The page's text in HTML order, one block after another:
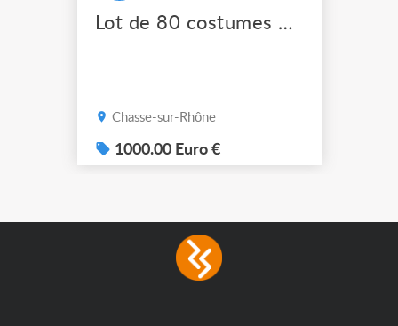
Lot de 80 costumes de scène pro
Chasse-sur-Rhône
1000.00 Euro €